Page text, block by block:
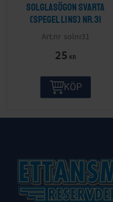
Solglasögon svarta
(spegel lins) nr.31
solnr31
25 KR
KÖP